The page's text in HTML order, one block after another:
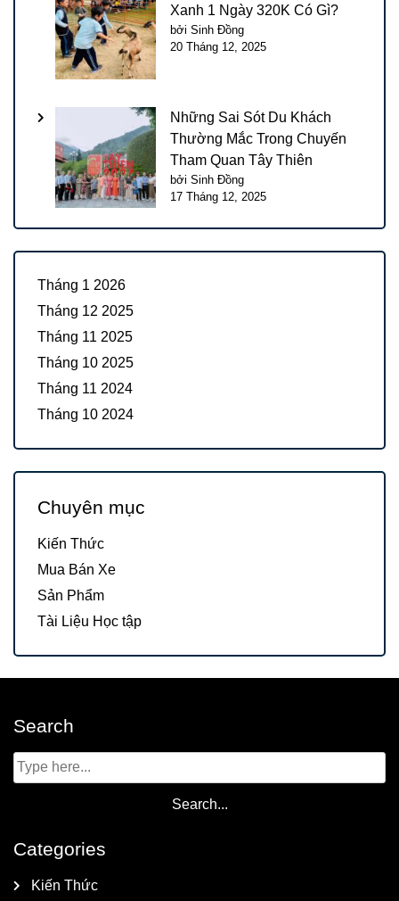
Xanh 1 Ngày 320K Có Gì?
bởi Sinh Đồng
20 Tháng 12, 2025
Những Sai Sót Du Khách
Thường Mắc Trong Chuyến
Tham Quan Tây Thiên
bởi Sinh Đồng
17 Tháng 12, 2025
Tháng 1 2026
Tháng 12 2025
Tháng 11 2025
Tháng 10 2025
Tháng 11 2024
Tháng 10 2024
Chuyên mục
Kiến Thức
Mua Bán Xe
Sản Phẩm
Tài Liệu Học tập
Search
Categories
Kiến Thức